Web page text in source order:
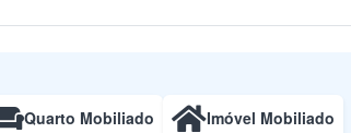
Quarto Mobiliado Imóvel Mobiliado